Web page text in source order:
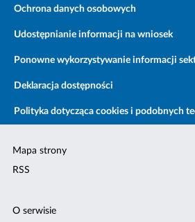
Ochrona danych osobowych
Udostępnianie informacji na wniosek
Ponowne wykorzystywanie informacji
Deklaracja dostępności
Polityka dotycząca cookies i podobnych
Mapa strony
RSS
O serwisie